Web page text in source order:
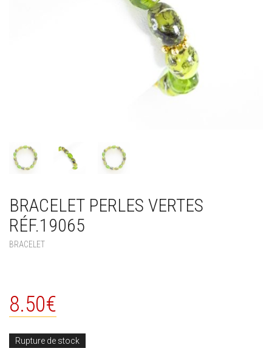
BRACELET PERLES VERTES
RÉF.19065
BRACELET
8.50€
Rupture de stock